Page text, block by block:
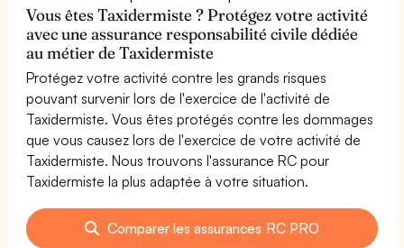
Vous êtes Taxidermiste ? Protégez votre activité
avec une assurance responsabilité civile dédiée
au métier de Taxidermiste
Protégez votre activité contre les grands risques
pouvant survenir lors de l'exercice de l'activité de
Taxidermiste. Vous êtes protégés contre les dommages
que vous causez lors de l'exercice de votre activité de
Taxidermiste. Nous trouvons l'assurance RC pour
Taxidermiste la plus adaptée à votre situation.
Comparer les assurances RC PRO